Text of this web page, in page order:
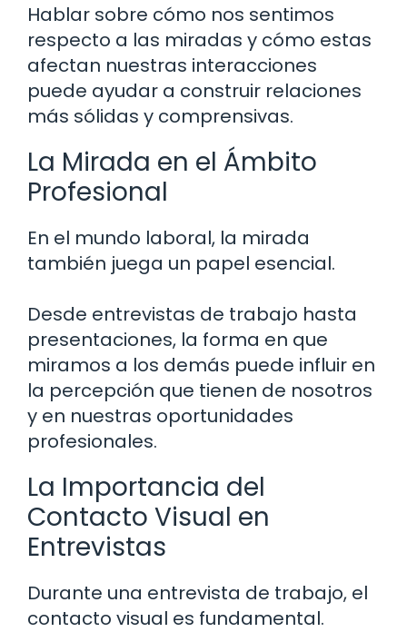
Hablar sobre cómo nos sentimos
respecto a las miradas y cómo estas
afectan nuestras interacciones
puede ayudar a construir relaciones
más sólidas y comprensivas.
La Mirada en el Ámbito
Profesional
En el mundo laboral, la mirada
también juega un papel esencial.
Desde entrevistas de trabajo hasta
presentaciones, la forma en que
miramos a los demás puede influir en
la percepción que tienen de nosotros
y en nuestras oportunidades
profesionales.
La Importancia del
Contacto Visual en
Entrevistas
Durante una entrevista de trabajo, el
contacto visual es fundamental.